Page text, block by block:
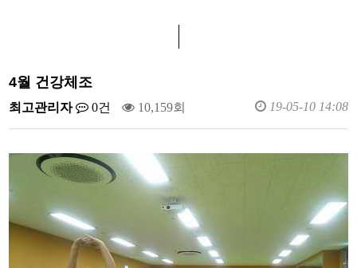
4월 건강체조
최고관리자 0건 10,159회 19-05-10 14:08